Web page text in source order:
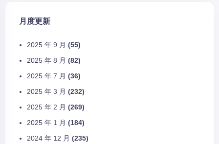
月度更新
2025 年 9 月 (55)
2025 年 8 月 (82)
2025 年 7 月 (36)
2025 年 3 月 (232)
2025 年 2 月 (269)
2025 年 1 月 (184)
2024 年 12 月 (235)